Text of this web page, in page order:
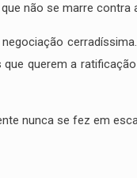
não se marre
querem a
nunca se fez em